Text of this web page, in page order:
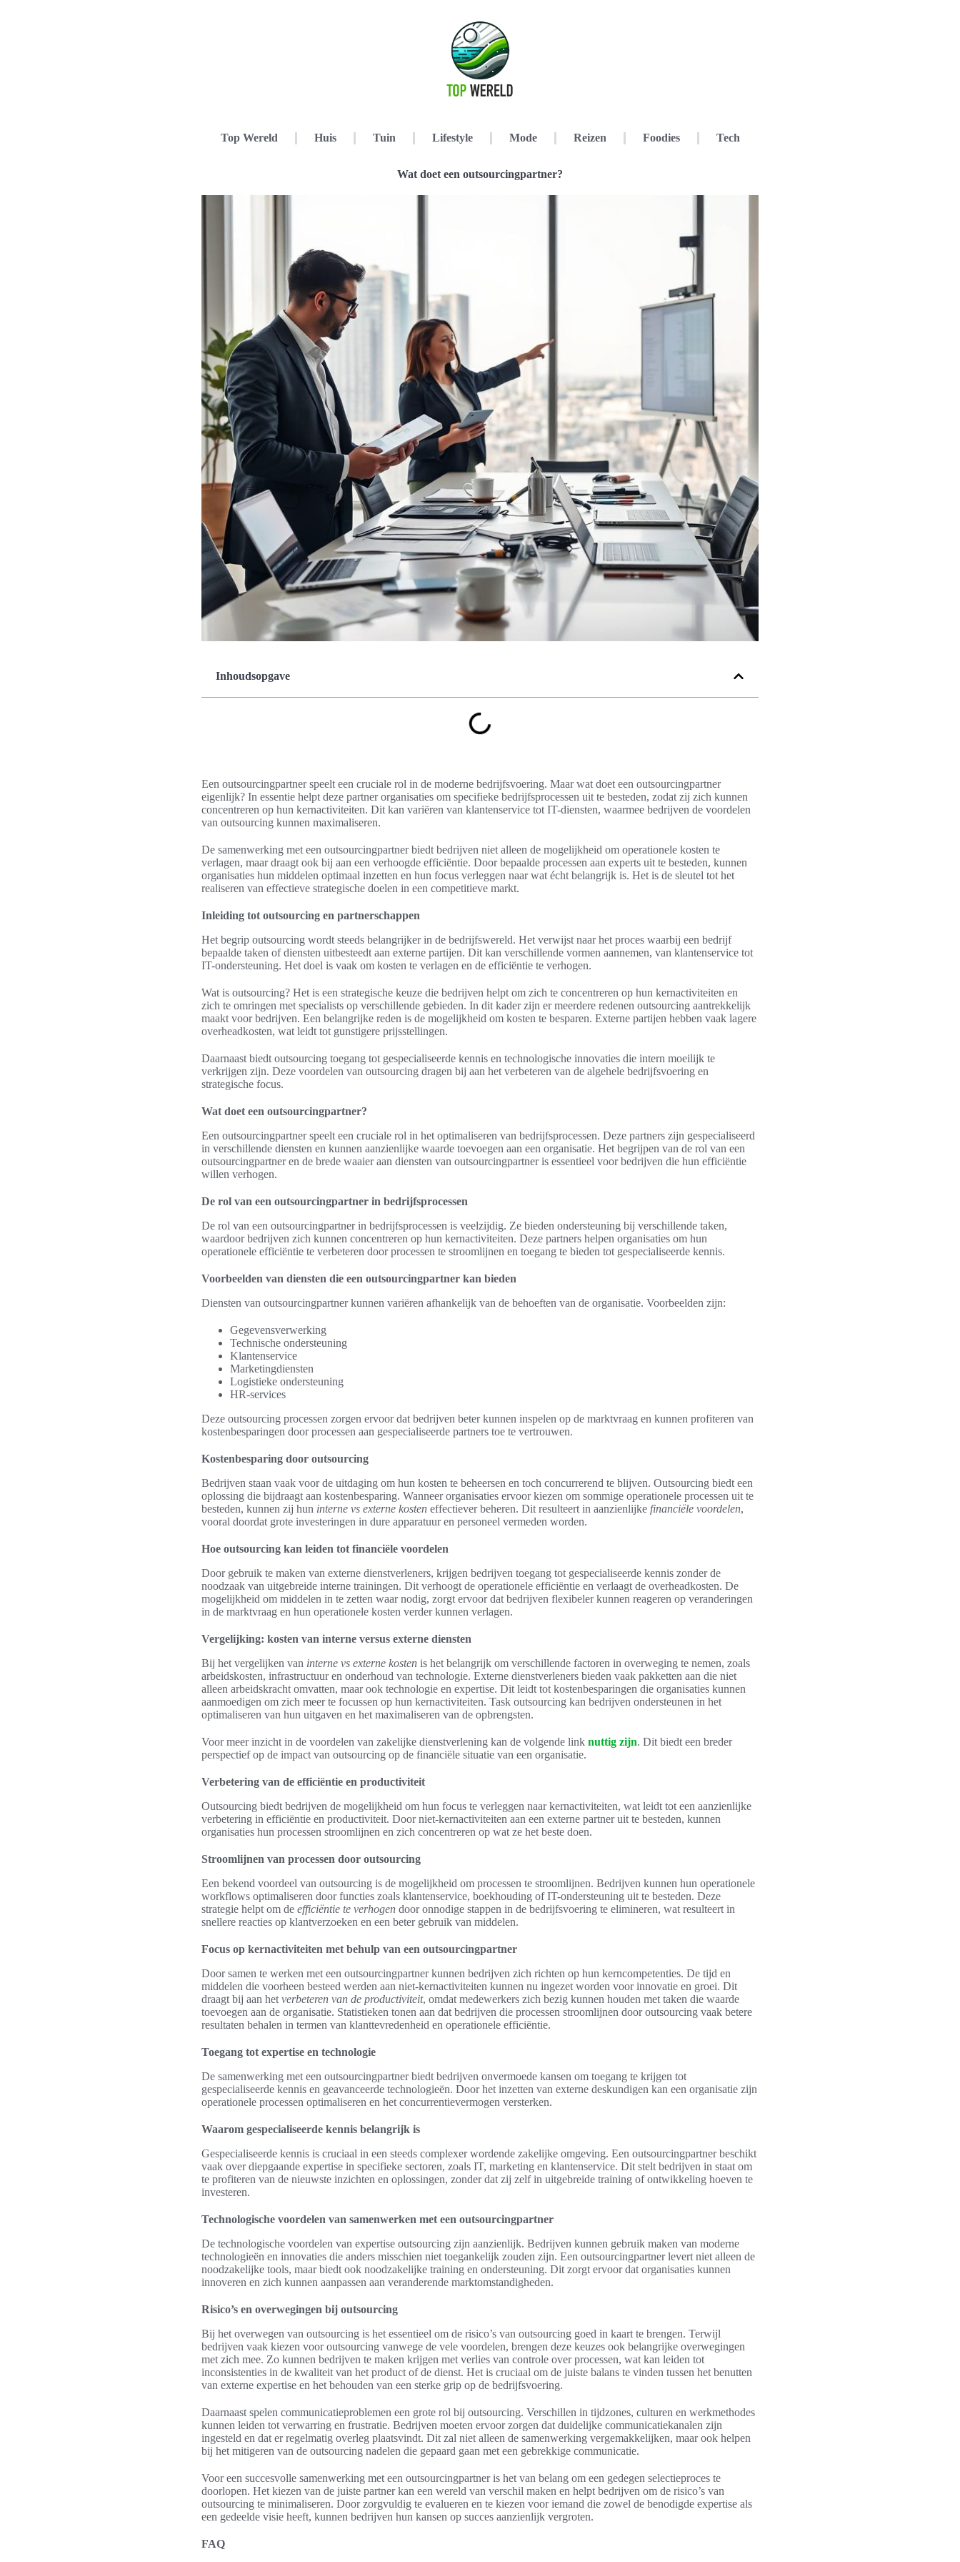
Top Wereld Huis Tuin Lifestyle Mode Reizen Foodies Tech
Wat doet een outsourcingpartner?
Inhoudsopgave
Een outsourcingpartner speelt een cruciale rol in de moderne bedrijfsvoering. Maar wat doet een outsourcingpartner
eigenlijk? In essentie helpt deze partner organisaties om specifieke bedrijfsprocessen uit te besteden, zodat zij zich kunnen
concentreren op hun kernactiviteiten. Dit kan variëren van klantenservice tot IT-diensten, waarmee bedrijven de voordelen
van outsourcing kunnen maximaliseren.
De samenwerking met een outsourcingpartner biedt bedrijven niet alleen de mogelijkheid om operationele kosten te
verlagen, maar draagt ook bij aan een verhoogde efficiëntie. Door bepaalde processen aan experts uit te besteden, kunnen
organisaties hun middelen optimaal inzetten en hun focus verleggen naar wat écht belangrijk is. Het is de sleutel tot het
realiseren van effectieve strategische doelen in een competitieve markt.
Inleiding tot outsourcing en partnerschappen
Het begrip outsourcing wordt steeds belangrijker in de bedrijfswereld. Het verwijst naar het proces waarbij een bedrijf
bepaalde taken of diensten uitbesteedt aan externe partijen. Dit kan verschillende vormen aannemen, van klantenservice tot
IT-ondersteuning. Het doel is vaak om kosten te verlagen en de efficiëntie te verhogen.
Wat is outsourcing? Het is een strategische keuze die bedrijven helpt om zich te concentreren op hun kernactiviteiten en
zich te omringen met specialists op verschillende gebieden. In dit kader zijn er meerdere redenen outsourcing aantrekkelijk
maakt voor bedrijven. Een belangrijke reden is de mogelijkheid om kosten te besparen. Externe partijen hebben vaak lagere
overheadkosten, wat leidt tot gunstigere prijsstellingen.
Daarnaast biedt outsourcing toegang tot gespecialiseerde kennis en technologische innovaties die intern moeilijk te
verkrijgen zijn. Deze voordelen van outsourcing dragen bij aan het verbeteren van de algehele bedrijfsvoering en
strategische focus.
Wat doet een outsourcingpartner?
Een outsourcingpartner speelt een cruciale rol in het optimaliseren van bedrijfsprocessen. Deze partners zijn gespecialiseerd
in verschillende diensten en kunnen aanzienlijke waarde toevoegen aan een organisatie. Het begrijpen van de rol van een
outsourcingpartner en de brede waaier aan diensten van outsourcingpartner is essentieel voor bedrijven die hun efficiëntie
willen verhogen.
De rol van een outsourcingpartner in bedrijfsprocessen
De rol van een outsourcingpartner in bedrijfsprocessen is veelzijdig. Ze bieden ondersteuning bij verschillende taken,
waardoor bedrijven zich kunnen concentreren op hun kernactiviteiten. Deze partners helpen organisaties om hun
operationele efficiëntie te verbeteren door processen te stroomlijnen en toegang te bieden tot gespecialiseerde kennis.
Voorbeelden van diensten die een outsourcingpartner kan bieden
Diensten van outsourcingpartner kunnen variëren afhankelijk van de behoeften van de organisatie. Voorbeelden zijn:
Gegevensverwerking
Technische ondersteuning
Klantenservice
Marketingdiensten
Logistieke ondersteuning
HR-services
Deze outsourcing processen zorgen ervoor dat bedrijven beter kunnen inspelen op de marktvraag en kunnen profiteren van
kostenbesparingen door processen aan gespecialiseerde partners toe te vertrouwen.
Kostenbesparing door outsourcing
Bedrijven staan vaak voor de uitdaging om hun kosten te beheersen en toch concurrerend te blijven. Outsourcing biedt een
oplossing die bijdraagt aan kostenbesparing. Wanneer organisaties ervoor kiezen om sommige operationele processen uit te
besteden, kunnen zij hun interne vs externe kosten effectiever beheren. Dit resulteert in aanzienlijke financiële voordelen,
vooral doordat grote investeringen in dure apparatuur en personeel vermeden worden.
Hoe outsourcing kan leiden tot financiële voordelen
Door gebruik te maken van externe dienstverleners, krijgen bedrijven toegang tot gespecialiseerde kennis zonder de
noodzaak van uitgebreide interne trainingen. Dit verhoogt de operationele efficiëntie en verlaagt de overheadkosten. De
mogelijkheid om middelen in te zetten waar nodig, zorgt ervoor dat bedrijven flexibeler kunnen reageren op veranderingen
in de marktvraag en hun operationele kosten verder kunnen verlagen.
Vergelijking: kosten van interne versus externe diensten
Bij het vergelijken van interne vs externe kosten is het belangrijk om verschillende factoren in overweging te nemen, zoals
arbeidskosten, infrastructuur en onderhoud van technologie. Externe dienstverleners bieden vaak pakketten aan die niet
alleen arbeidskracht omvatten, maar ook technologie en expertise. Dit leidt tot kostenbesparingen die organisaties kunnen
aanmoedigen om zich meer te focussen op hun kernactiviteiten. Task outsourcing kan bedrijven ondersteunen in het
optimaliseren van hun uitgaven en het maximaliseren van de opbrengsten.
Voor meer inzicht in de voordelen van zakelijke dienstverlening kan de volgende link nuttig zijn. Dit biedt een breder
perspectief op de impact van outsourcing op de financiële situatie van een organisatie.
Verbetering van de efficiëntie en productiviteit
Outsourcing biedt bedrijven de mogelijkheid om hun focus te verleggen naar kernactiviteiten, wat leidt tot een aanzienlijke
verbetering in efficiëntie en productiviteit. Door niet-kernactiviteiten aan een externe partner uit te besteden, kunnen
organisaties hun processen stroomlijnen en zich concentreren op wat ze het beste doen.
Stroomlijnen van processen door outsourcing
Een bekend voordeel van outsourcing is de mogelijkheid om processen te stroomlijnen. Bedrijven kunnen hun operationele
workflows optimaliseren door functies zoals klantenservice, boekhouding of IT-ondersteuning uit te besteden. Deze
strategie helpt om de efficiëntie te verhogen door onnodige stappen in de bedrijfsvoering te elimineren, wat resulteert in
snellere reacties op klantverzoeken en een beter gebruik van middelen.
Focus op kernactiviteiten met behulp van een outsourcingpartner
Door samen te werken met een outsourcingpartner kunnen bedrijven zich richten op hun kerncompetenties. De tijd en
middelen die voorheen besteed werden aan niet-kernactiviteiten kunnen nu ingezet worden voor innovatie en groei. Dit
draagt bij aan het verbeteren van de productiviteit, omdat medewerkers zich bezig kunnen houden met taken die waarde
toevoegen aan de organisatie. Statistieken tonen aan dat bedrijven die processen stroomlijnen door outsourcing vaak betere
resultaten behalen in termen van klanttevredenheid en operationele efficiëntie.
Toegang tot expertise en technologie
De samenwerking met een outsourcingpartner biedt bedrijven onvermoede kansen om toegang te krijgen tot
gespecialiseerde kennis en geavanceerde technologieën. Door het inzetten van externe deskundigen kan een organisatie zijn
operationele processen optimaliseren en het concurrentievermogen versterken.
Waarom gespecialiseerde kennis belangrijk is
Gespecialiseerde kennis is cruciaal in een steeds complexer wordende zakelijke omgeving. Een outsourcingpartner beschikt
vaak over diepgaande expertise in specifieke sectoren, zoals IT, marketing en klantenservice. Dit stelt bedrijven in staat om
te profiteren van de nieuwste inzichten en oplossingen, zonder dat zij zelf in uitgebreide training of ontwikkeling hoeven te
investeren.
Technologische voordelen van samenwerken met een outsourcingpartner
De technologische voordelen van expertise outsourcing zijn aanzienlijk. Bedrijven kunnen gebruik maken van moderne
technologieën en innovaties die anders misschien niet toegankelijk zouden zijn. Een outsourcingpartner levert niet alleen de
noodzakelijke tools, maar biedt ook noodzakelijke training en ondersteuning. Dit zorgt ervoor dat organisaties kunnen
innoveren en zich kunnen aanpassen aan veranderende marktomstandigheden.
Risico’s en overwegingen bij outsourcing
Bij het overwegen van outsourcing is het essentieel om de risico’s van outsourcing goed in kaart te brengen. Terwijl
bedrijven vaak kiezen voor outsourcing vanwege de vele voordelen, brengen deze keuzes ook belangrijke overwegingen
met zich mee. Zo kunnen bedrijven te maken krijgen met verlies van controle over processen, wat kan leiden tot
inconsistenties in de kwaliteit van het product of de dienst. Het is cruciaal om de juiste balans te vinden tussen het benutten
van externe expertise en het behouden van een sterke grip op de bedrijfsvoering.
Daarnaast spelen communicatieproblemen een grote rol bij outsourcing. Verschillen in tijdzones, culturen en werkmethodes
kunnen leiden tot verwarring en frustratie. Bedrijven moeten ervoor zorgen dat duidelijke communicatiekanalen zijn
ingesteld en dat er regelmatig overleg plaatsvindt. Dit zal niet alleen de samenwerking vergemakkelijken, maar ook helpen
bij het mitigeren van de outsourcing nadelen die gepaard gaan met een gebrekkige communicatie.
Voor een succesvolle samenwerking met een outsourcingpartner is het van belang om een gedegen selectieproces te
doorlopen. Het kiezen van de juiste partner kan een wereld van verschil maken en helpt bedrijven om de risico’s van
outsourcing te minimaliseren. Door zorgvuldig te evalueren en te kiezen voor iemand die zowel de benodigde expertise als
een gedeelde visie heeft, kunnen bedrijven hun kansen op succes aanzienlijk vergroten.
FAQ